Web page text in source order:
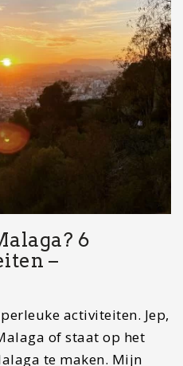
6
–
activiteiten. Jep,
of staat op het
te maken. Mijn